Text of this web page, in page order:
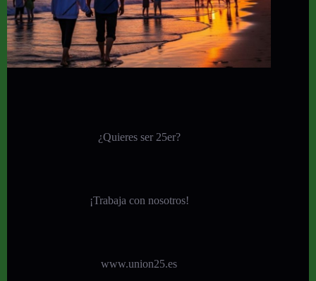
¿Quieres ser 25er?
¡Trabaja con nosotros!
www.union25.es